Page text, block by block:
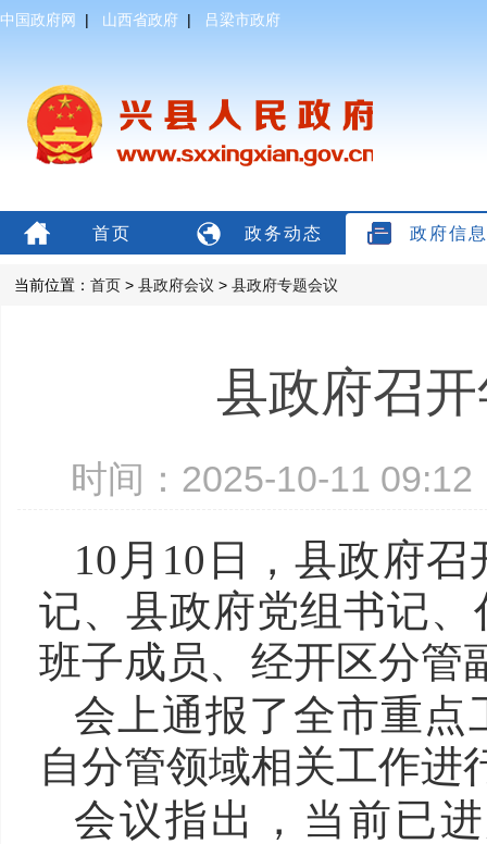
中国政府网 | 山西省政府 | 吕梁市政府
首页 政务动态 政府信
当前位置： 首页 > 县政府会议 > 县政府专题会议
县政府召
时间：2025-10-11
10月10日，县政府
记、县政府党组书记
班子成员、经开区分管
会上通报了全市重点
自分管领域相关工作进
会议指出，当前已